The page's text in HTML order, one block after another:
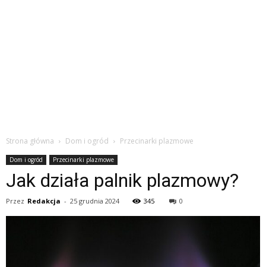
Strona główna Dom i ogród Przecinarki plazmowe
Dom i ogród Przecinarki plazmowe
Jak działa palnik plazmowy?
Przez Redakcja - 25 grudnia 2024 345 0